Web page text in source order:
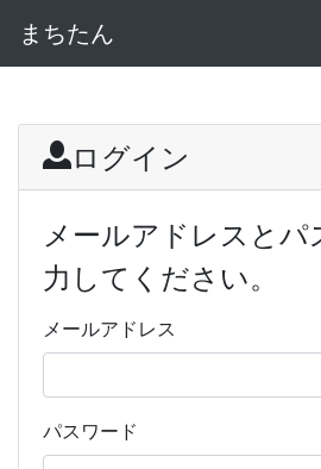
まちたん
ログイン
メールアドレスとパ
力してください。
メールアドレス
パスワード